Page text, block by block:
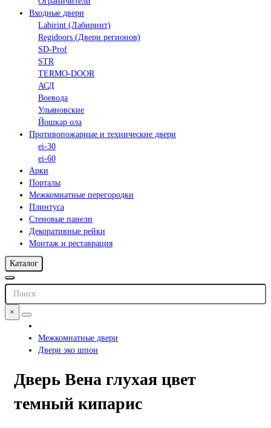
Входные двери
Labirint (Лабиринт)
Regidoors (Двери регионов)
SD-Prof
STR
TERMO-DOOR
АСД
Воевода
Ульяновские
Йошкар ола
Противопожарные и технические двери
ei-30
ei-60
Арки
Порталы
Межкомнатные перегородки
Плинтуса
Стеновые панели
Декоративные рейки
Монтаж и реставрация
Каталог
×
Межкомнатные двери
Двери эко шпон
Дверь Вена глухая цвет
темный кипарис